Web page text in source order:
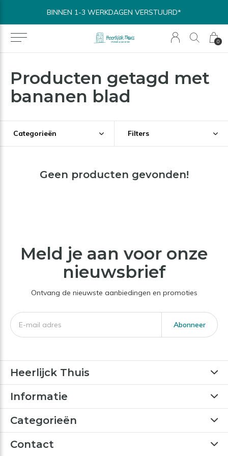
0
BINNEN 1-3 WERKDAGEN VERSTUURD*
Producten getagd met
bananen blad
Categorieën Filters
Geen producten gevonden!
Meld je aan voor onze
nieuwsbrief
Ontvang de nieuwste aanbiedingen en promoties
Abonneer
Heerlijck Thuis
Informatie
Categorieën
Contact